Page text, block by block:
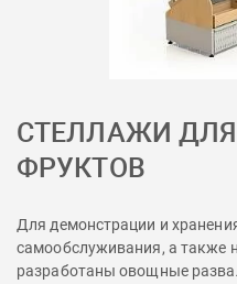
СТЕЛЛАЖИ
ФРУКТОВ
Для демонстрации и
самообслуживания, а также
разработаны овощные